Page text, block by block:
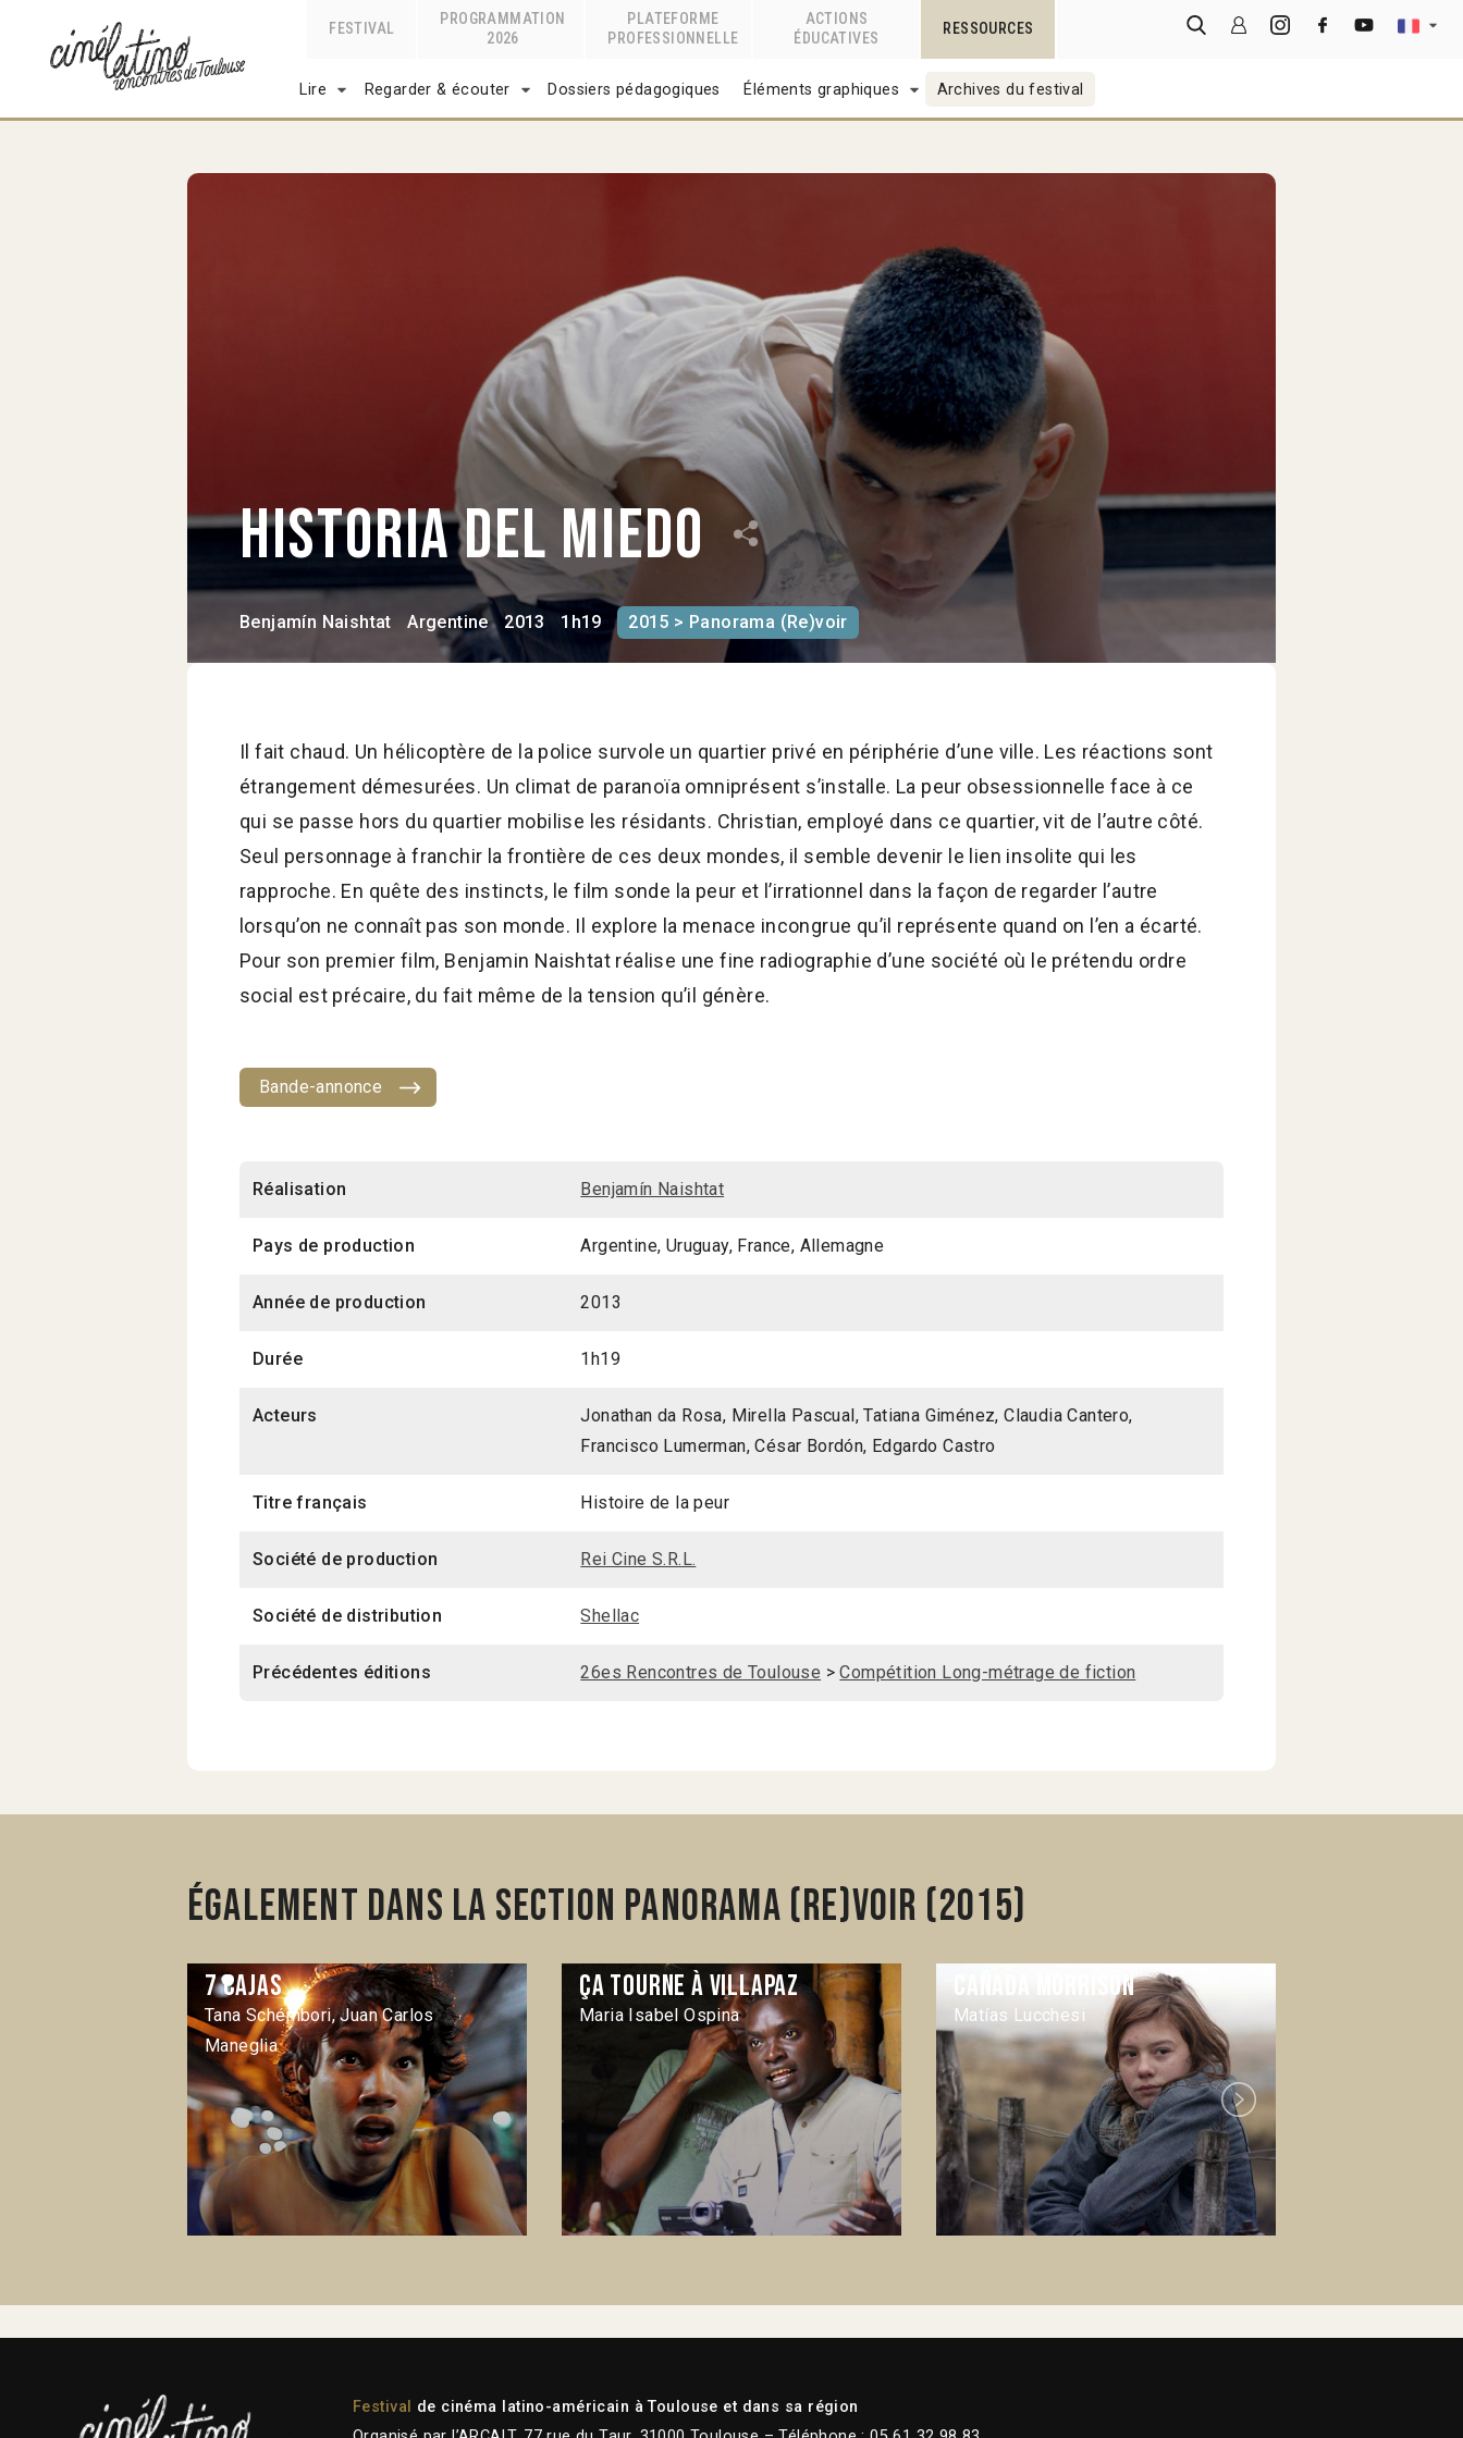
FESTIVAL
PROGRAMMATION
2026
PLATEFORME
PROFESSIONNELLE
ACTIONS
ÉDUCATIVES
RESSOURCES
Lire Regarder & écouter Dossiers pédagogiques Éléments graphiques Archives du festival
Historia del miedo
Benjamín Naishtat Argentine 2013 1h19 2015 > Panorama (Re)voir
Il fait chaud. Un hélicoptère de la police survole un quartier privé en périphérie d’une ville. Les réactions sont
étrangement démesurées. Un climat de paranoïa omniprésent s’installe. La peur obsessionnelle face à ce
qui se passe hors du quartier mobilise les résidants. Christian, employé dans ce quartier, vit de l’autre côté.
Seul personnage à franchir la frontière de ces deux mondes, il semble devenir le lien insolite qui les
rapproche. En quête des instincts, le film sonde la peur et l’irrationnel dans la façon de regarder l’autre
lorsqu’on ne connaît pas son monde. Il explore la menace incongrue qu’il représente quand on l’en a écarté.
Pour son premier film, Benjamin Naishtat réalise une fine radiographie d’une société où le prétendu ordre
social est précaire, du fait même de la tension qu’il génère.
Bande-annonce
Réalisation Benjamín Naishtat
Pays de production Argentine, Uruguay, France, Allemagne
Année de production 2013
Durée 1h19
Acteurs
Jonathan da Rosa, Mirella Pascual, Tatiana Giménez, Claudia Cantero,
Francisco Lumerman, César Bordón, Edgardo Castro
Titre français Histoire de la peur
Société de production Rei Cine S.R.L.
Société de distribution Shellac
Précédentes éditions 26es Rencontres de Toulouse >Compétition Long-métrage de fiction
Également dans la section Panorama (Re)voir (2015)
7 cajas
Tana Schémbori, Juan Carlos
Maneglia
Ça tourne à Villapaz
Maria Isabel Ospina
Cañada Morrison
Matías Lucchesi
Next
Festival
de cinéma latino-américain à Toulouse et dans sa région